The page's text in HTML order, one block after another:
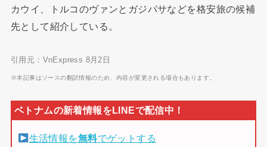
カウイ、トルコのヴァンとガジパサなどを格安旅の候補
先として紹介している。
引用元：VnExpress 8月2日
※本記事はソースの翻訳情報のため、内容が変更される場合もあります。
生活情報を無料でゲットする